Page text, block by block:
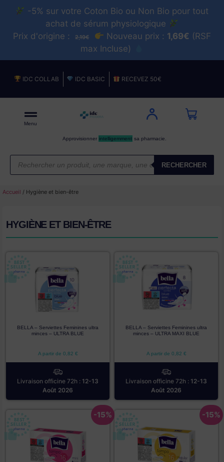
-5% sur votre Coton Bio ou Non Bio pour tout
achat de sérum physiologique
Prix d'origine :
2,19€ Nouveau prix : 1,69€ (RSF
max Incluse)
IDC COLLAB IDC BASIC RECEVEZ 50€
Menu
Approvisionner intelligemment sa pharmacie.
RECHERCHER
Accueil / Hygiène et bien-être
HYGIÈNE ET BIEN-ÊTRE
BELLA – Serviettes Feminines ultra
minces – ULTRA BLUE
A partir de 0,82 €
Livraison officine 72h : 12-13
Août 2026
BELLA – Serviettes Feminines ultra
minces – ULTRA MAXI BLUE
A partir de 0,82 €
Livraison officine 72h : 12-13
Août 2026
-15% -15%